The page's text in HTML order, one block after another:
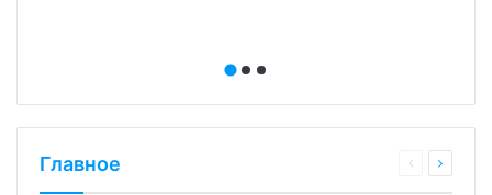
Главное